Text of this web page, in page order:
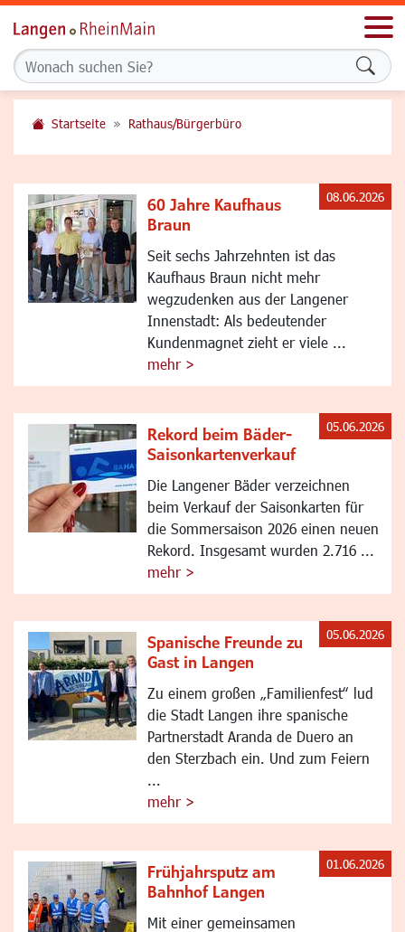
Startseite Rathaus/Bürgerbüro
60 Jahre Kaufhaus
Braun
Seit sechs Jahrzehnten ist das
Kaufhaus Braun nicht mehr
wegzudenken aus der Langener
Innenstadt: Als bedeutender
Kundenmagnet zieht er viele ...
mehr >
08.06.2026
Rekord beim Bäder-
Saisonkartenverkauf
Die Langener Bäder verzeichnen
beim Verkauf der Saisonkarten für
die Sommersaison 2026 einen neuen
Rekord. Insgesamt wurden 2.716 ...
mehr >
05.06.2026
Spanische Freunde zu
Gast in Langen
Zu einem großen „Familienfest“ lud
die Stadt Langen ihre spanische
Partnerstadt Aranda de Duero an
den Sterzbach ein. Und zum Feiern
...
mehr >
05.06.2026
Frühjahrsputz am
Bahnhof Langen
Mit einer gemeinsamen
01.06.2026